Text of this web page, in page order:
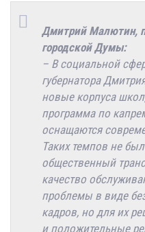
Дмитрий Малютин,
городской Думы:
– В социальной
губернатора
новые корпуса
программа по
оснащаются
Таких темпов не
общественный
качество
проблемы в виде
кадров, но для их
и положительные